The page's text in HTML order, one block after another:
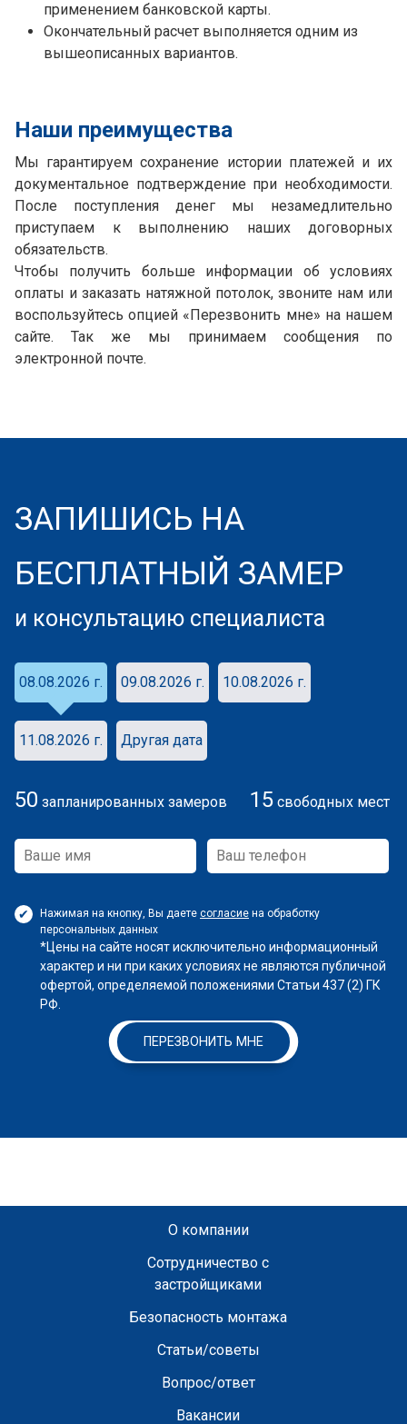
применением банковской карты.
Окончательный расчет выполняется одним из
вышеописанных вариантов.
Наши преимущества
Мы гарантируем сохранение истории платежей и их
документальное подтверждение при необходимости.
После поступления денег мы незамедлительно
приступаем к выполнению наших договорных
обязательств.
Чтобы получить больше информации об условиях
оплаты и заказать натяжной потолок, звоните нам или
воспользуйтесь опцией «Перезвонить мне» на нашем
сайте. Так же мы принимаем сообщения по
электронной почте.
ЗАПИШИСЬ НА
БЕСПЛАТНЫЙ ЗАМЕР
и консультацию специалиста
08.08.2026 г. 09.08.2026 г. 10.08.2026 г.
11.08.2026 г. Другая дата
50 запланированных замеров 15 свободных мест
Нажимая на кнопку, Вы даете согласие на обработку
персональных данных
*Цены на сайте носят исключительно информационный
характер и ни при каких условиях не являются публичной
офертой, определяемой положениями Статьи 437 (2) ГК
РФ.
ПЕРЕЗВОНИТЬ МНЕ
О компании
Сотрудничество с
застройщиками
Безопасность монтажа
Статьи/советы
Вопрос/ответ
Вакансии